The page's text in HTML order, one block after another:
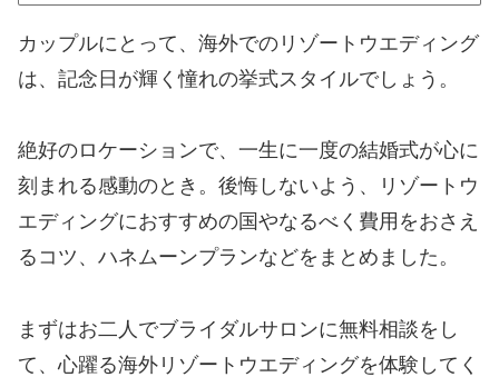
カップルにとって、海外でのリゾートウエディング
は、記念日が輝く憧れの挙式スタイルでしょう。
絶好のロケーションで、一生に一度の結婚式が心に
刻まれる感動のとき。後悔しないよう、リゾートウ
エディングにおすすめの国やなるべく費用をおさえ
るコツ、ハネムーンプランなどをまとめました。
まずはお二人でブライダルサロンに無料相談をし
て、心躍る海外リゾートウエディングを体験してく